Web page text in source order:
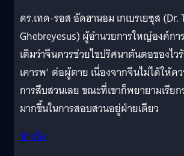
ดร.เทด-รอส อัดฮานอม เกเบรเยซุส (Dr.
Ghebreyesus) ผู้อำนวยการใหญ่องค์ก
เติมว่าจีนควรช่วยไขปริศนาต้นตอของไว
เคารพ’ ต่อผู้ตาย เนื่องจากจีนไม่ได้ให้ค
การสืบสวนเลย ขณะที่เขาก็พยายามเรียก
มากขึ้นในการสอบสวนอยู่ฝ่ายเดียว
อ้างอิง